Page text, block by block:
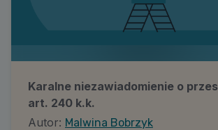
Karalne niezawiadomienie o
art. 240 k.k.
Autor: Malwina Bobrzyk